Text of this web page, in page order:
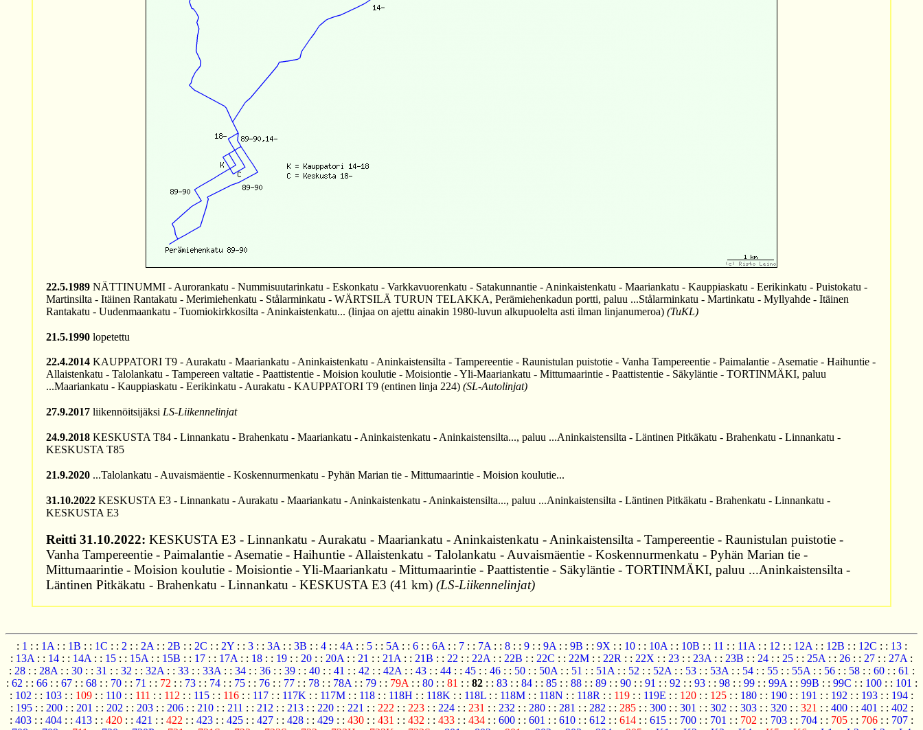
22.5.1989NÄTTINUMMI - Aurorankatu - Nummisuutarinkatu - Eskonkatu - Varkkavuorenkatu - Satakunnantie - Aninkaistenkatu - Maariankatu - Kauppiaskatu - Eerikinkatu - Puistokatu -
Martinsilta - Itäinen Rantakatu - Merimiehenkatu - Stålarminkatu - WÄRTSILÄ TURUN TELAKKA, Perämiehenkadun portti, paluu ...Stålarminkatu - Martinkatu - Myllyahde - Itäinen
Rantakatu - Uudenmaankatu - Tuomiokirkkosilta - Aninkaistenkatu... (linjaa on ajettu ainakin 1980-luvun alkupuolelta asti ilman linjanumeroa) (TuKL)
21.5.1990lopetettu
22.4.2014KAUPPATORI T9 - Aurakatu - Maariankatu - Aninkaistenkatu - Aninkaistensilta - Tampereentie - Raunistulan puistotie - Vanha Tampereentie - Paimalantie - Asematie - Haihuntie -
Allaistenkatu - Talolankatu - Tampereen valtatie - Paattistentie - Moision koulutie - Moisiontie - Yli-Maariankatu - Mittumaarintie - Paattistentie - Säkyläntie - TORTINMÄKI, paluu
...Maariankatu - Kauppiaskatu - Eerikinkatu - Aurakatu - KAUPPATORI T9 (entinen linja 224) (SL-Autolinjat)
27.9.2017liikennöitsijäksi LS-Liikennelinjat
24.9.2018KESKUSTA T84 - Linnankatu - Brahenkatu - Maariankatu - Aninkaistenkatu - Aninkaistensilta..., paluu ...Aninkaistensilta - Läntinen Pitkäkatu - Brahenkatu - Linnankatu -
KESKUSTA T85
21.9.2020...Talolankatu - Auvaismäentie - Koskennurmenkatu - Pyhän Marian tie - Mittumaarintie - Moision koulutie...
31.10.2022KESKUSTA E3 - Linnankatu - Aurakatu - Maariankatu - Aninkaistenkatu - Aninkaistensilta..., paluu ...Aninkaistensilta - Läntinen Pitkäkatu - Brahenkatu - Linnankatu -
KESKUSTA E3
Reitti 31.10.2022: KESKUSTA E3 - Linnankatu - Aurakatu - Maariankatu - Aninkaistenkatu - Aninkaistensilta - Tampereentie - Raunistulan puistotie -
Vanha Tampereentie - Paimalantie - Asematie - Haihuntie - Allaistenkatu - Talolankatu - Auvaismäentie - Koskennurmenkatu - Pyhän Marian tie -
Mittumaarintie - Moision koulutie - Moisiontie - Yli-Maariankatu - Mittumaarintie - Paattistentie - Säkyläntie - TORTINMÄKI, paluu ...Aninkaistensilta -
Läntinen Pitkäkatu - Brahenkatu - Linnankatu - KESKUSTA E3 (41 km) (LS-Liikennelinjat)
: 1 : : 1A : : 1B : : 1C : : 2 : : 2A : : 2B : : 2C : : 2Y: : 3: : 3A : : 3B : : 4: : 4A : : 5: : 5A : : 6: : 6A : : 7: : 7A : : 8: : 9: : 9A : : 9B : : 9X : : 10: : 10A : : 10B : : 11 : : 11A : : 12 : : 12A : : 12B : : 12C : : 13:
: 13A : : 14 : : 14A : : 15 : : 15A : : 15B : : 17 : : 17A : : 18 : : 19 : : 20 : : 20A : : 21 : : 21A : : 21B : : 22 : : 22A : : 22B : : 22C : : 22M : : 22R : : 22X : : 23 : : 23A : : 23B : : 24 : : 25 : : 25A : : 26 : : 27 : : 27A :
: 28: : 28A : : 30: : 31 : : 32 : : 32A : : 33: : 33A : : 34: : 36: : 39: : 40: : 41 : : 42 : : 42A : : 43: : 44: : 45: : 46: : 50: : 50A : : 51 : : 51A : : 52 : : 52A : : 53: : 53A : : 54: : 55: : 55A : : 56: : 58: : 60: : 61 :
: 62 : : 66: : 67: : 68: : 70: : 71 : : 72 : : 73: : 74: : 75: : 76: : 77: : 78: : 78A : : 79: : 79A : : 80: : 81 : : 82: : 83: : 84: : 85: : 88: : 89: : 90: : 91 : : 92 : : 93: : 98: : 99: : 99A : : 99B : : 99C : : 100: : 101 :
: 102 : : 103 : : 109 : : 110 : : 111 : : 112 : : 115 : : 116 : : 117 : : 117K : : 117M : : 118 : : 118H : : 118K : : 118L : : 118M : : 118N : : 118R : : 119 : : 119E : : 120 : : 125 : : 180 : : 190 : : 191 : : 192 : : 193 : : 194 :
: 195: : 200: : 201 : : 202 : : 203: : 206: : 210: : 211 : : 212 : : 213: : 220: : 221 : : 222 : : 223: : 224: : 231 : : 232 : : 280: : 281 : : 282 : : 285: : 300: : 301 : : 302 : : 303: : 320: : 321 : : 400: : 401 : : 402 :
: 403 : : 404 : : 413 : : 420 : : 421 : : 422 : : 423 : : 425 : : 427 : : 428 : : 429 : : 430 : : 431 : : 432 : : 433 : : 434 : : 600 : : 601 : : 610 : : 612 : : 614 : : 615 : : 700 : : 701 : : 702 : : 703 : : 704 : : 705 : : 706 : : 707 :